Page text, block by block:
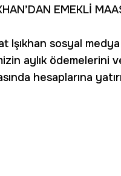
EMEKLİ
Işıkhan sosyal
aylık ödemelerini
hesaplarına